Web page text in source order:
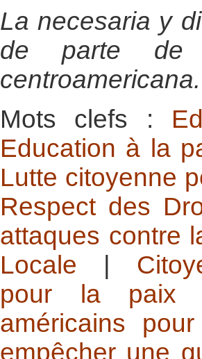
La necesaria y
de parte de
centroamericana.
Mots clefs :
Education à la
Lutte citoyenne
Respect des
attaques contre
Locale
pour la paix
américains
empêcher une